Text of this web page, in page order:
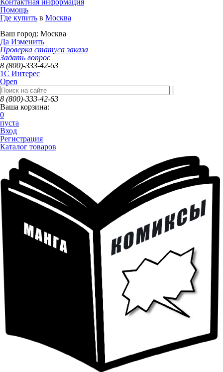
Помощь
Где купить в Москва
Ваш город: Москва
Да Изменить
Проверка статуса заказа
Задать вопрос
8 (800)-333-42-63
1C Интерес
Open
8 (800)-333-42-63
Ваша корзина:
0
пуста
Вход
Регистрация
Каталог товаров